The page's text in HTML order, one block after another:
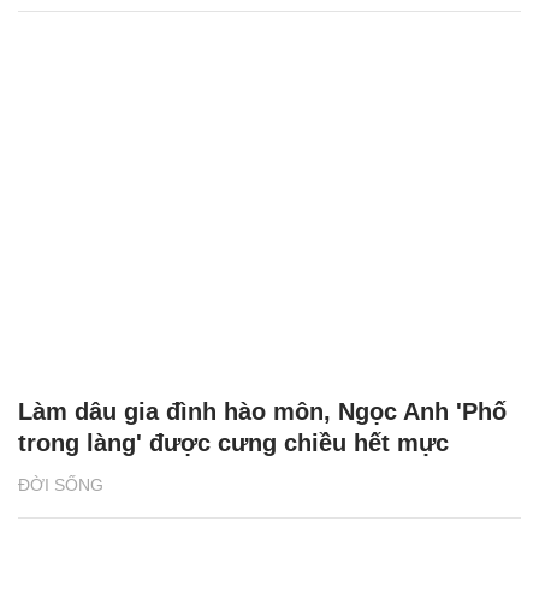
ĐỜI SỐNG
Làm dâu gia đình hào môn, Ngọc Anh 'Phố
trong làng' được cưng chiều hết mực